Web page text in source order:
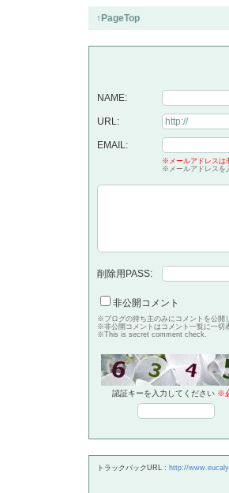
↑PageTop
NAME:
URL:
EMAIL:
※メールアドレスは
※メールアドレスを
削除用PASS:
非公開コメント
※ブログの持ち主のみにコメントを公開
※非公開コメントはコメント一覧に一切
※This is secret comment check.
認証キーを入力してください ※
トラックバックURL : http://